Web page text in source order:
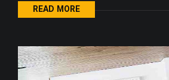
READ MORE